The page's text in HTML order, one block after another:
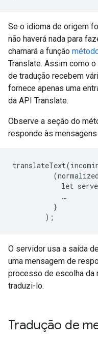
Se o idioma de origem
não haverá nada para
chamará a função
Translate. Assim como
de tradução recebem
fornece apenas uma
da API Translate.
Observe a seção do
responde às
let
            …
          }
O servidor usa a saída
uma mensagem de
processo de escolha da
traduzi-lo.
Tradução de